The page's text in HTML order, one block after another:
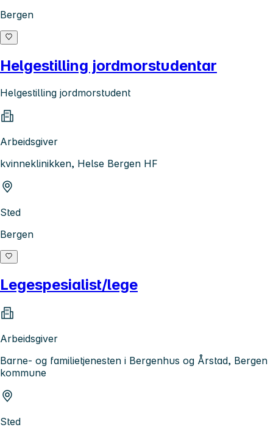
Bergen
Helgestilling jordmorstudentar
Helgestilling jordmorstudent
Arbeidsgiver
kvinneklinikken, Helse Bergen HF
Sted
Bergen
Legespesialist/lege
Arbeidsgiver
Barne- og familietjenesten i Bergenhus og Årstad, Bergen
kommune
Sted